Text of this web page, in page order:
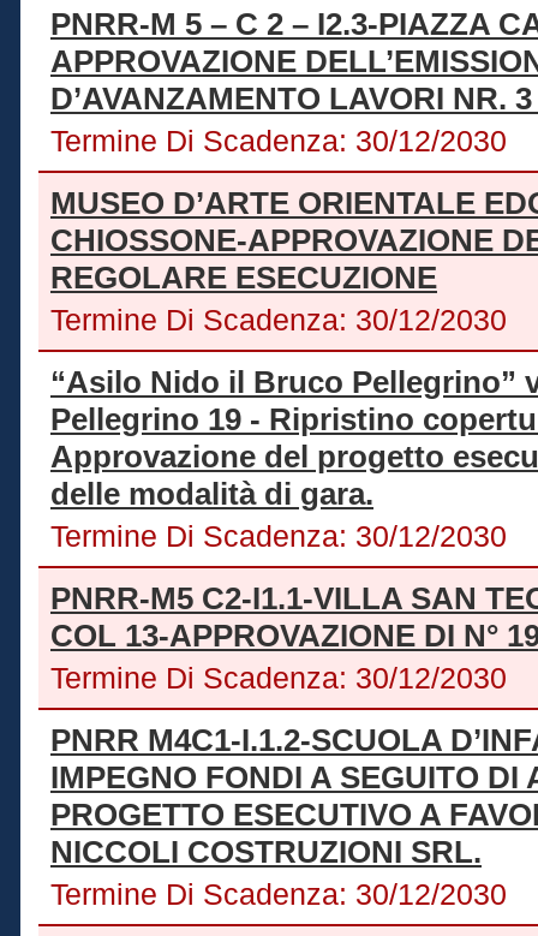
PNRR-M 5 – C 2 – I2.3-PIAZZA
APPROVAZIONE
D’AVANZAMENTO LAVORI NR.
Termine Di Scadenza: 30/12/2030
MUSEO D’ARTE ORIENTALE
CHIOSSONE-APPROVAZIONE
REGOLARE ESECUZIONE
Termine Di Scadenza: 30/12/2030
“Asilo Nido il Bruco Pellegrino”
Pellegrino 19 - Ripristino
Approvazione del progetto
delle modalità di gara.
Termine Di Scadenza: 30/12/2030
PNRR-M5 C2-I1.1-VILLA SAN
COL 13-APPROVAZIONE DI N°
Termine Di Scadenza: 30/12/2030
PNRR M4C1-I.1.2-SCUOLA
IMPEGNO FONDI A SEGUITO DI
PROGETTO ESECUTIVO A
NICCOLI COSTRUZIONI SRL.
Termine Di Scadenza: 30/12/2030